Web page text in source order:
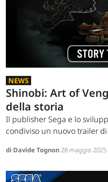
NEWS
Shinobi: Art of
della storia
Il publisher Sega e lo
condiviso un nuovo trailer
di Davide Tognon28 maggio 2025